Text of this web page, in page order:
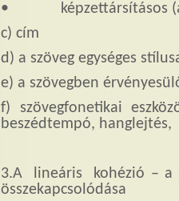
• képzettársításos
c) cím
d) a szöveg egységes
e) a szövegben
f) szövegfonetikai
beszédtempó, hanglejtés,
3.A lineáris kohézió – a
összekapcsolódása